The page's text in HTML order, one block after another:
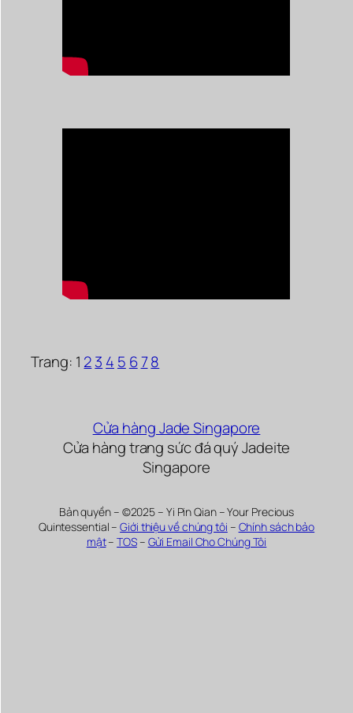
Trang: 1 23 4 5 678
Cửa hàng Jade Singapore
Cửa hàng trang sức đá quý Jadeite
Singapore
Bản quyền – ©2025 – Yi Pin Qian – Your Precious
Quintessential –Giới thiệu về chúng tôi – Chính sách bảo
mật–TOS– Gửi Email Cho Chúng Tôi